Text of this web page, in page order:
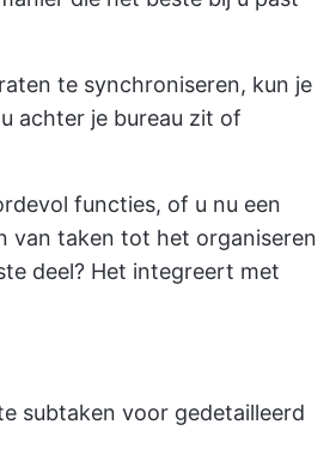
te synchroniseren, kun je
achter je bureau zit of
functies, of u nu een
van taken tot het organiseren
deel? Het integreert met
subtaken voor gedetailleerd